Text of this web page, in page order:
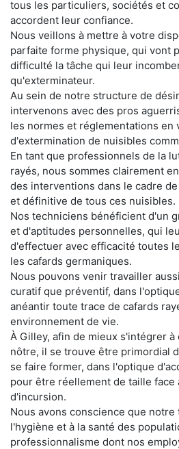
tous les particuliers, sociétés et
accordent leur confiance.
Nous veillons à mettre à votre
parfaite forme physique, qui vont
difficulté la tâche qui leur
qu'exterminateur.
Au sein de notre structure de
intervenons avec des pros
les normes et réglementations en
d'extermination de nuisibles
En tant que professionnels de la
rayés, nous sommes clairement
des interventions dans le cadre
et définitive de tous ces nuisibles.
Nos techniciens bénéficient d'un
et d'aptitudes personnelles, qui
d'effectuer avec efficacité toutes
les cafards germaniques.
Nous pouvons venir travailler
curatif que préventif, dans
anéantir toute trace de cafards
environnement de vie.
À Gilley, afin de mieux s'intégrer
nôtre, il se trouve être primordial
se faire former, dans l'optique
pour être réellement de taille face
d'incursion.
Nous avons conscience que
l'hygiène et à la santé des
professionnalisme dont nos